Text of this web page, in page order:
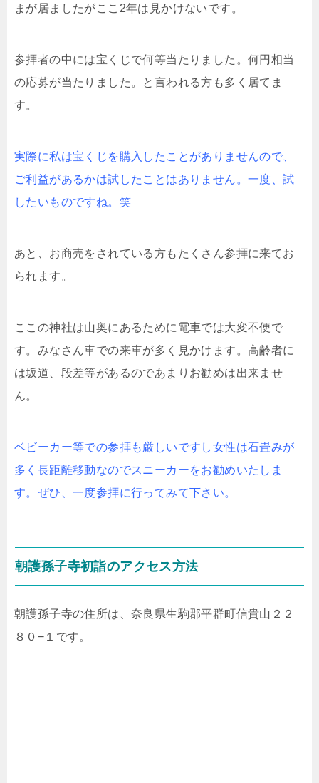
まが居ましたがここ2年は見かけないです。
参拝者の中には宝くじで何等当たりました。何円相当
の応募が当たりました。と言われる方も多く居てま
す。
実際に私は宝くじを購入したことがありませんので、
ご利益があるかは試したことはありません。一度、試
したいものですね。笑
あと、お商売をされている方もたくさん参拝に来てお
られます。
ここの神社は山奥にあるために電車では大変不便で
す。みなさん車での来車が多く見かけます。高齢者に
は坂道、段差等があるのであまりお勧めは出来ませ
ん。
ベビーカー等での参拝も厳しいですし女性は石畳みが
多く長距離移動なのでスニーカーをお勧めいたしま
す。ぜひ、一度参拝に行ってみて下さい。
朝護孫子寺初詣のアクセス方法
朝護孫子寺の住所は、奈良県生駒郡平群町信貴山２２
８０−１です。